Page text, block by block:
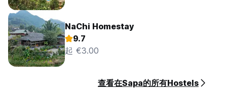
NaChi Homestay
9.7
起 €3.00
查看在Sapa的所有Hostels